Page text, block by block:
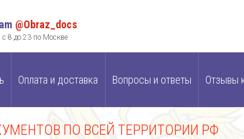
@Obraz_docs
с 8 до 23 по Москве
Оплата и доставка Вопросы и ответы Отзывы
ПО ВСЕЙ ТЕРРИТОРИИ РФ